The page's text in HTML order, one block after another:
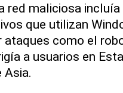
red maliciosa
que utilizan
ataques como el
a usuarios en
Asia.